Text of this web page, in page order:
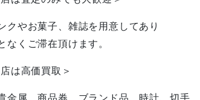
クやお菓子、雑誌を用意してあり
なくご滞在頂けます。
は高価買取＞
金属、商品券、ブランド品、時計、切手